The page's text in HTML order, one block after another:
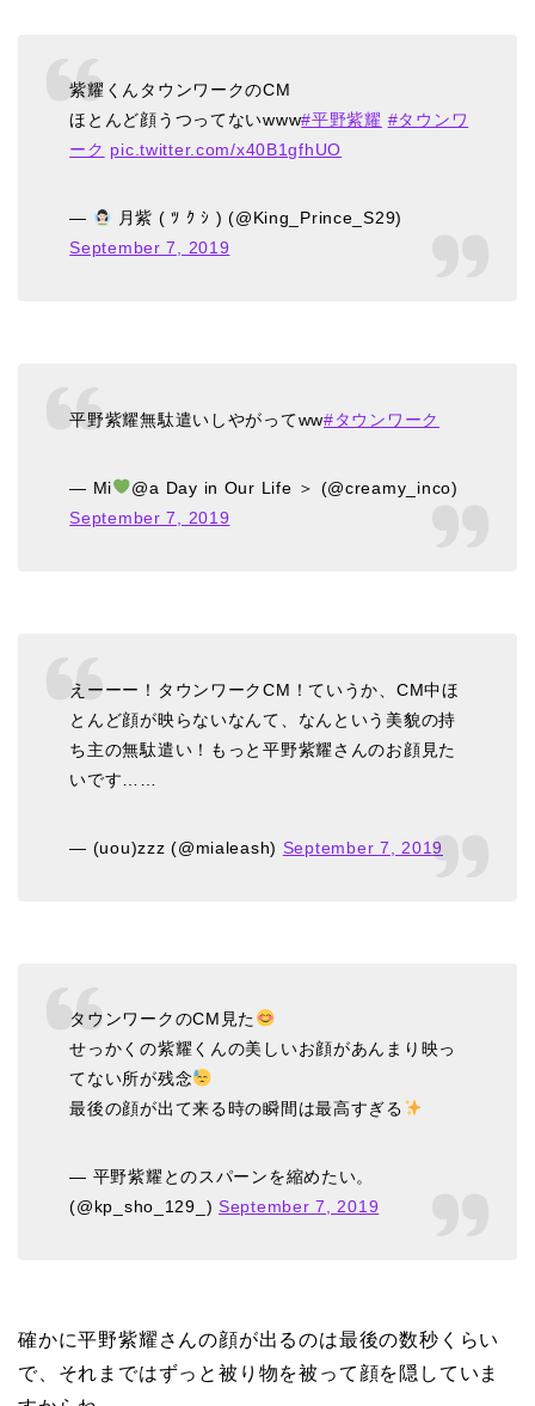
紫耀くんタウンワークのCM
ほとんど顔うつってないwww#平野紫耀 #タウンワ
ーク pic.twitter.com/x40B1gfhUO
—
月紫 ( ﾂ ｸ ｼ ) (@King_Prince_S29)
September 7, 2019
平野紫耀無駄遣いしやがってww#タウンワーク
— Mi
@a Day in Our Life ＞ (@creamy_inco)
September 7, 2019
えーーー！タウンワークCM！ていうか、CM中ほ
とんど顔が映らないなんて、なんという美貌の持
ち主の無駄遣い！もっと平野紫耀さんのお顔見た
いです……
— (uou)zzz (@mialeash) September 7, 2019
タウンワークのCM見た
せっかくの紫耀くんの美しいお顔があんまり映っ
てない所が残念
最後の顔が出て来る時の瞬間は最高すぎる
— 平野紫耀とのスパーンを縮めたい。
(@kp_sho_129_) September 7, 2019
確かに平野紫耀さんの顔が出るのは最後の数秒くらい
で、それまではずっと被り物を被って顔を隠していま